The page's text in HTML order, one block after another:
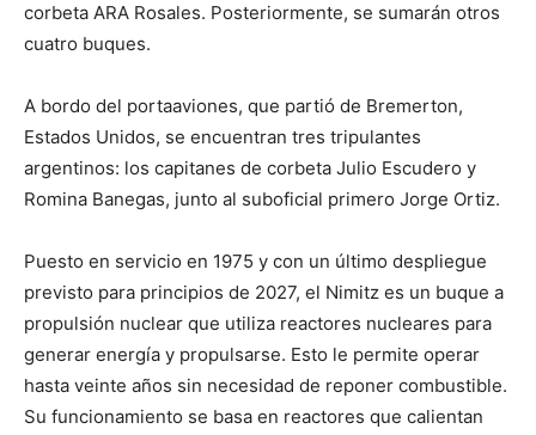
corbeta ARA Rosales. Posteriormente, se sumarán otros
cuatro buques.
A bordo del portaaviones, que partió de Bremerton,
Estados Unidos, se encuentran tres tripulantes
argentinos: los capitanes de corbeta Julio Escudero y
Romina Banegas, junto al suboficial primero Jorge Ortiz.
Puesto en servicio en 1975 y con un último despliegue
previsto para principios de 2027, el Nimitz es un buque a
propulsión nuclear que utiliza reactores nucleares para
generar energía y propulsarse. Esto le permite operar
hasta veinte años sin necesidad de reponer combustible.
Su funcionamiento se basa en reactores que calientan